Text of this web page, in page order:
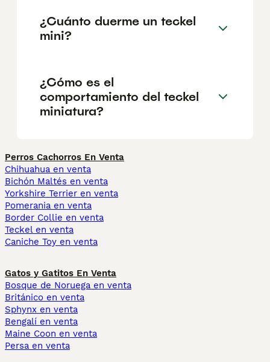
¿Cuánto duerme un teckel
mini?
¿Cómo es el
comportamiento del teckel
miniatura?
Perros Cachorros En Venta
Chihuahua en venta
Bichón Maltés en venta
Yorkshire Terrier en venta
Pomerania en venta
Border Collie en venta
Teckel en venta
Caniche Toy en venta
Gatos y Gatitos En Venta
Bosque de Noruega en venta
Británico en venta
Sphynx en venta
Bengalí en venta
Maine Coon en venta
Persa en venta